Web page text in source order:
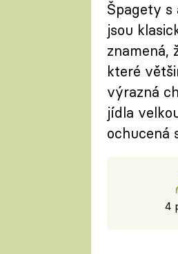
Špagety s
jsou
znamená,
které
výrazná
jídla
ochucená
4